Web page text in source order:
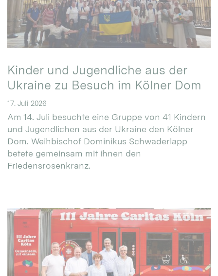
Kinder und Jugendliche aus der
Ukraine zu Besuch im Kölner Dom
17. Juli 2026
Am 14. Juli besuchte eine Gruppe von 41 Kindern
und Jugendlichen aus der Ukraine den Kölner
Dom. Weihbischof Dominikus Schwaderlapp
betete gemeinsam mit ihnen den
Friedensrosenkranz.